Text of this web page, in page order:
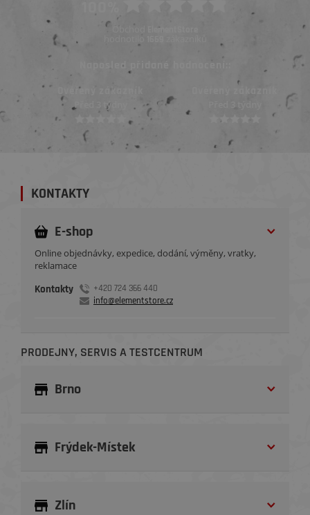
Obchod ElementStore
hodnotilo
Naposled přidané hodnocení::
Ověřený zákazník
Před 3 týdny
KONTAKTY
E-shop
Online objednávky, expedice, dodání, výměny, vratky,
reklamace
Kontakty
+420 724 366 440
info@elementstore.cz
PRODEJNY, SERVIS A TESTCENTRUM
Brno
Frýdek-Místek
Zlín